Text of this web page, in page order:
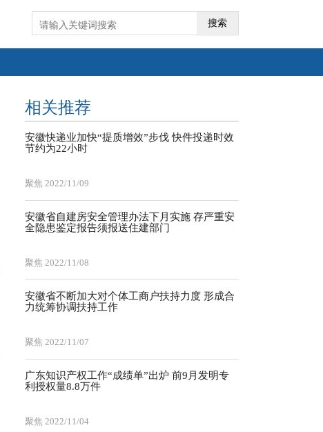
搜索
相关推荐
安徽快递业加快“提质增效”步伐 快件投递时效
节约为22小时
聚焦 2022/11/09
安徽省自建房安全管理办法下月实施 存严重安
全隐患鉴定报告须报送住建部门
聚焦 2022/11/08
安徽省不断加大对个体工商户扶持力度 形成合
力统筹协调扶持工作
聚焦 2022/11/07
广东知识产权工作“成绩单”出炉 前9月发明专
利授权量8.8万件
聚焦 2022/11/04